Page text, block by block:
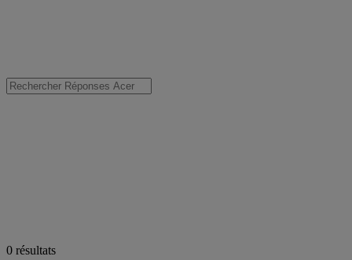
0 résultats